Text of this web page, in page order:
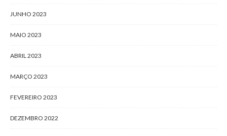
JUNHO 2023
MAIO 2023
ABRIL 2023
MARÇO 2023
FEVEREIRO 2023
DEZEMBRO 2022